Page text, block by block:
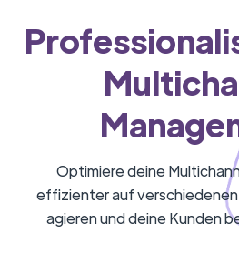
Optimiere deine
effizienter auf verschiedenen
agieren und deine Kunden